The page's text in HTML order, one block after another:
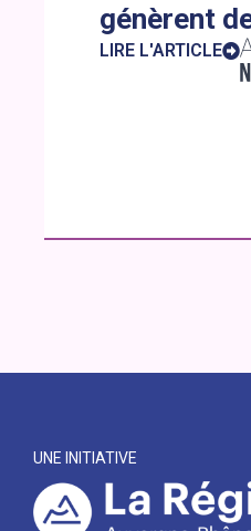
génèrent
LIRE L'ARTICLE
UNE INITIATIVE